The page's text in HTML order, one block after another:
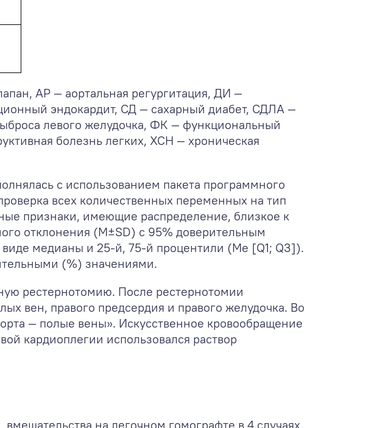
АР — аортальная регургитация, ДИ —
эндокардит, СД — сахарный диабет, СДЛА —
левого желудочка, ФК — функциональный
болезнь легких, ХСН — хроническая
с использованием пакета программного
всех количественных переменных на тип
признаки, имеющие распределение, близкое к
отклонения (M±SD) с 95% доверительным
медианы и 25-й, 75-й процентили (Me [Q1; Q3]).
(%) значениями.
рестернотомию. После рестернотомии
вен, правого предсердия и правого желудочка. Во
— полые вены». Искусственное кровообращение
кардиоплегии использовался раствор
на легочном гомографте в 4 случаях.